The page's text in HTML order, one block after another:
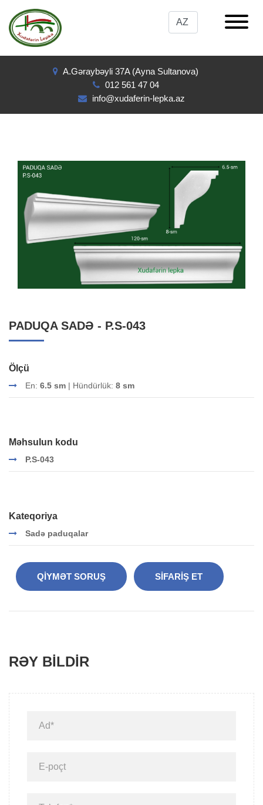
A.Gəraybəyli 37A (Ayna Sultanova)
012 561 47 04
info@xudaferin-lepka.az
PADUQA SADƏ - P.S-043
Ölçü
En: 6.5 sm | Hündürlük: 8 sm
Məhsulun kodu
P.S-043
Kateqoriya
Sadə paduqalar
QIYMƏT SORUŞ SIFARIŞ ET
RƏY BILDIR